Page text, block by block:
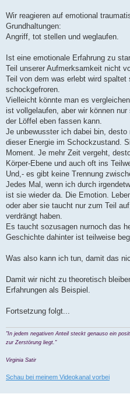
Wir reagieren auf emotional
Grundhaltungen:
Angriff, tot stellen und weglaufen.
Ist eine emotionale Erfahrung zu
Teil unserer Aufmerksamkeit nicht
Teil von dem was erlebt wird
schockgefroren.
Vielleicht könnte man es
ist vollgelaufen, aber wir können
der Löffel eben fassen kann.
Je unbewusster ich dabei bin, desto
dieser Energie im Schockzustand.
Moment. Je mehr Zeit vergeht,
Körper-Ebene und auch oft ins
Und,- es gibt keine Trennung
Jedes Mal, wenn ich durch
ist sie wieder da. Die Emotion.
oder aber sie taucht nur zum Teil
verdrängt haben.
Es taucht sozusagen nurnoch das
Geschichte dahinter ist teilweise
Was also kann ich tun, damit das
Damit wir nicht zu theoretisch
Erfahrungen als Beispiel.
Fortsetzung folgt...
"In jedem negativen Anteil steckt genauso ein
zur Zerstörung liegt."
Virginia Satir
Schau bei meinem Videokanal vorbei